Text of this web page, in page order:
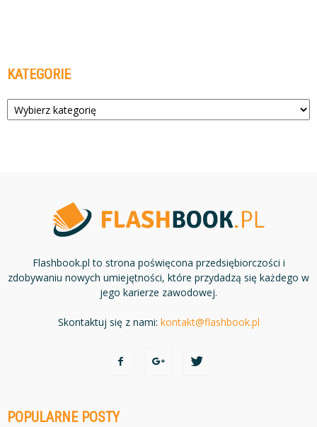
KATEGORIE
Kategorie
Flashbook.pl to strona poświęcona przedsiębiorczości i
zdobywaniu nowych umiejętności, które przydadzą się każdego w
jego karierze zawodowej.
Skontaktuj się z nami: kontakt@flashbook.pl
POPULARNE POSTY